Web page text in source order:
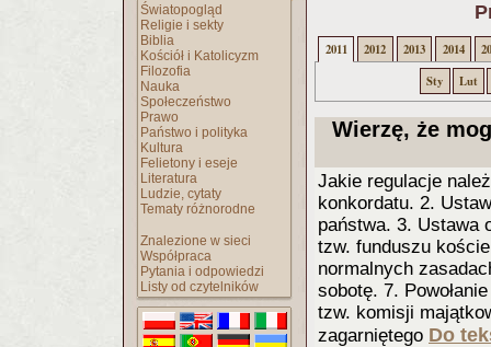
Światopogląd
Religie i sekty
Biblia
Kościół i Katolicyzm
Filozofia
Nauka
Społeczeństwo
Prawo
Państwo i polityka
Kultura
Felietony i eseje
Literatura
Ludzie, cytaty
Tematy różnorodne
Znalezione w sieci
Współpraca
Pytania i odpowiedzi
Listy od czytelników
2011 2012 2013 2014
Sty
Lut
Wierzę, że
Jakie regulacje
konkordatu. 2.
państwa. 3. Ustawa
tzw. funduszu
normalnych
sobotę. 7.
tzw. komisji
zagarniętego Do